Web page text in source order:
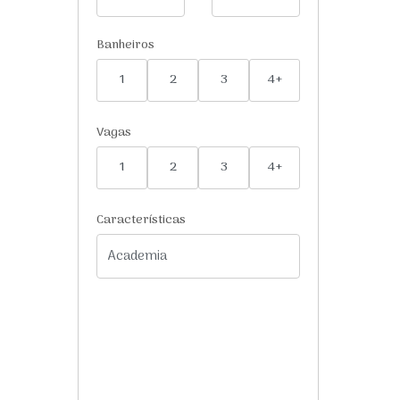
Banheiros
1
2 3 4+
Vagas
1
2 3 4+
Características